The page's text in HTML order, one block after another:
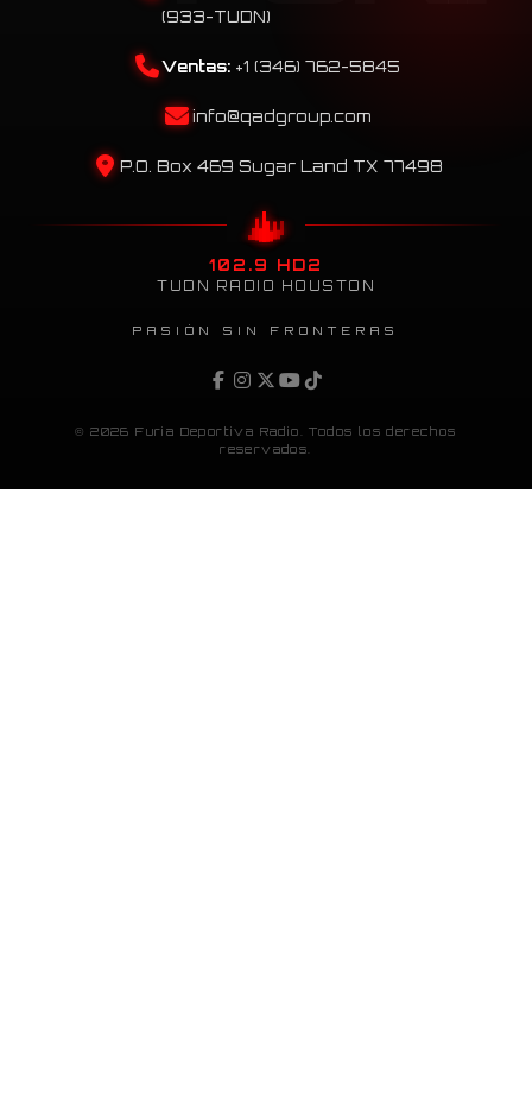
(933-TUDN)
Ventas: +1 (346) 762-5845
info@qadgroup.com
P.O. Box 469 Sugar Land TX 77498
102.9 HD2
TUDN RADIO HOUSTON
PASIÓN SIN FRONTERAS
© 2026 Furia Deportiva Radio. Todos los derechos
reservados.